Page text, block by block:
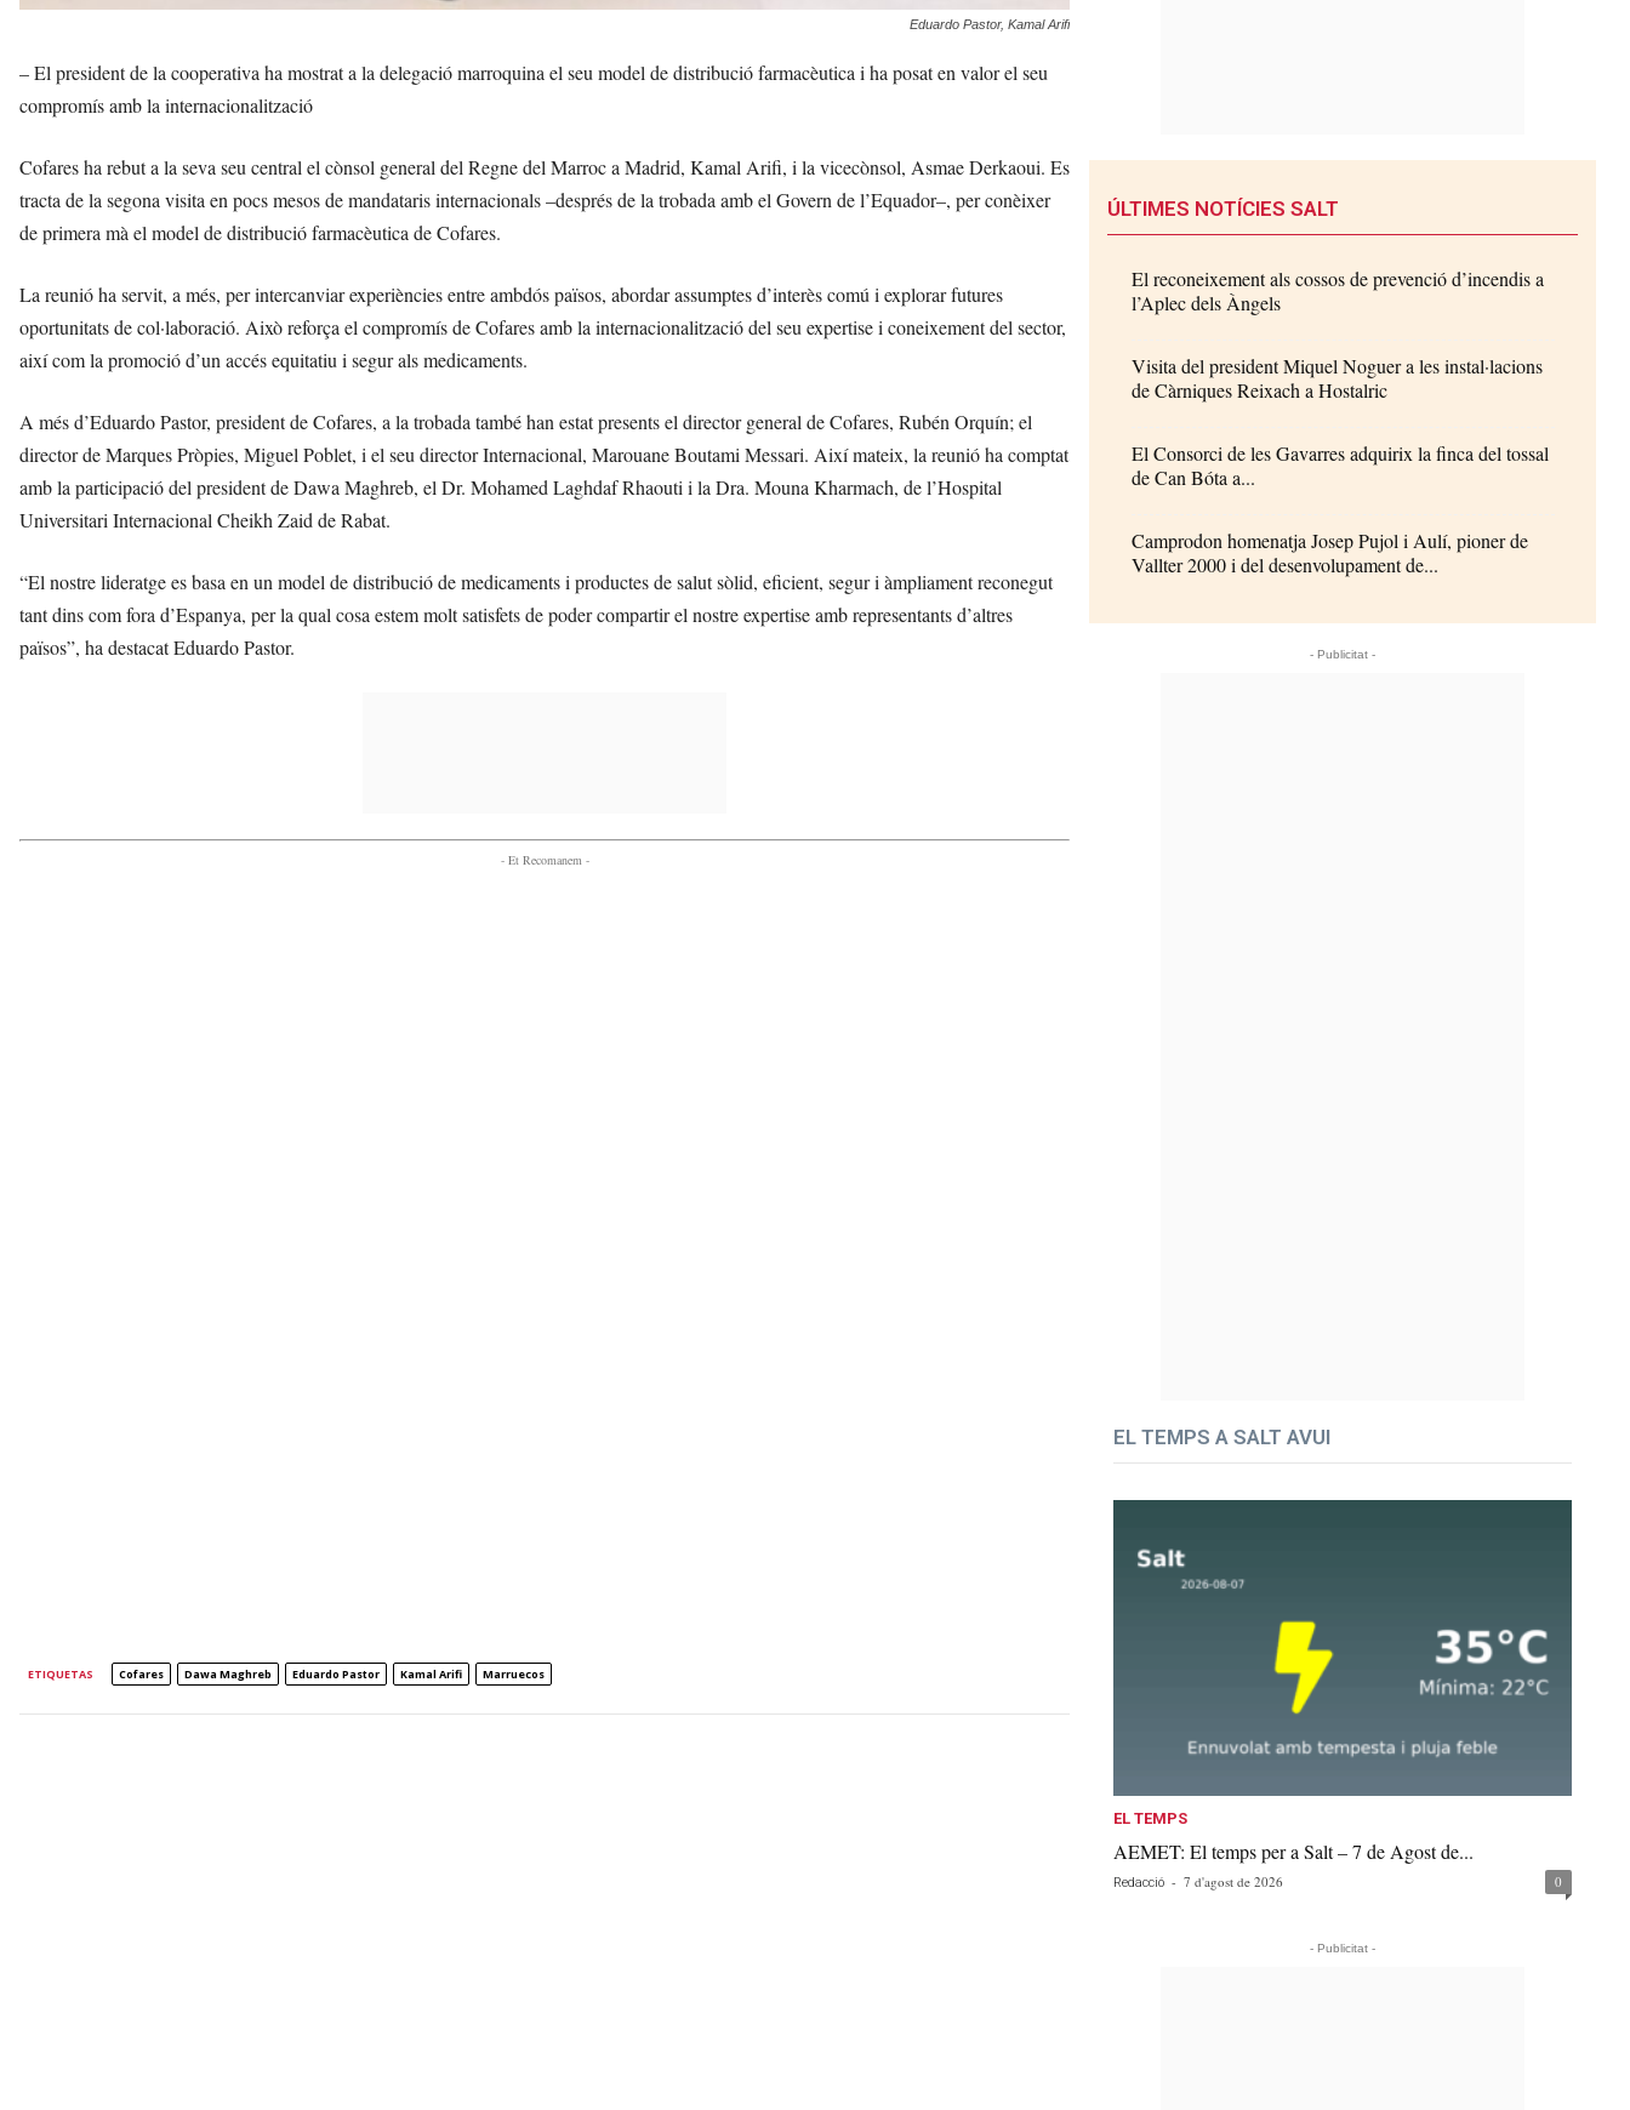
Eduardo Pastor, Kamal Arifi
– El president de la cooperativa ha mostrat a la delegació marroquina el seu model de distribució farmacèutica i ha posat en valor el seu
compromís amb la internacionalització
Cofares ha rebut a la seva seu central el cònsol general del Regne del Marroc a Madrid, Kamal Arifi, i la vicecònsol, Asmae Derkaoui. Es
tracta de la segona visita en pocs mesos de mandataris internacionals –després de la trobada amb el Govern de l’Equador–, per conèixer
de primera mà el model de distribució farmacèutica de Cofares.
La reunió ha servit, a més, per intercanviar experiències entre ambdós països, abordar assumptes d’interès comú i explorar futures
oportunitats de col·laboració. Això reforça el compromís de Cofares amb la internacionalització del seu expertise i coneixement del sector,
així com la promoció d’un accés equitatiu i segur als medicaments.
A més d’Eduardo Pastor, president de Cofares, a la trobada també han estat presents el director general de Cofares, Rubén Orquín; el
director de Marques Pròpies, Miguel Poblet, i el seu director Internacional, Marouane Boutami Messari. Així mateix, la reunió ha comptat
amb la participació del president de Dawa Maghreb, el Dr. Mohamed Laghdaf Rhaouti i la Dra. Mouna Kharmach, de l’Hospital
Universitari Internacional Cheikh Zaid de Rabat.
“El nostre lideratge es basa en un model de distribució de medicaments i productes de salut sòlid, eficient, segur i àmpliament reconegut
tant dins com fora d’Espanya, per la qual cosa estem molt satisfets de poder compartir el nostre expertise amb representants d’altres
països”, ha destacat Eduardo Pastor.
- Et Recomanem -
ETIQUETAS Cofares Dawa Maghreb Eduardo Pastor Kamal Arifi Marruecos
ÚLTIMES NOTÍCIES SALT
El reconeixement als cossos de prevenció d’incendis a
l’Aplec dels Àngels
Visita del president Miquel Noguer a les instal·lacions
de Càrniques Reixach a Hostalric
El Consorci de les Gavarres adquirix la finca del tossal
de Can Bóta a...
Camprodon homenatja Josep Pujol i Aulí, pioner de
Vallter 2000 i del desenvolupament de...
- Publicitat -
EL TEMPS A SALT AVUI
EL TEMPS
AEMET: El temps per a Salt – 7 de Agost de...
Redacció - 7 d'agost de 2026 0
- Publicitat -